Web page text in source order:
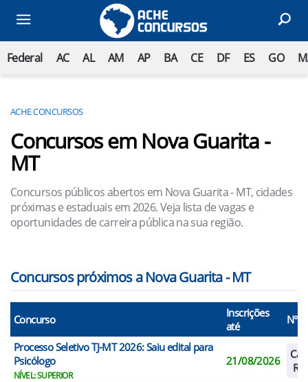
Federal AC AL AM AP BA CE DF ES GO
ACHE CONCURSOS
Concursos em Nova Guarita -
MT
Concursos públicos abertos em Nova Guarita - MT, cidades
próximas e estaduais em 2026. Veja lista de vagas e
oportunidades de carreira pública na sua região.
Concursos próximos a Nova Guarita - MT
Concurso
Inscrições
até
N°
Processo Seletivo TJ-MT 2026: Saiu edital para
Psicólogo
NÍVEL: SUPERIOR
21/08/2026